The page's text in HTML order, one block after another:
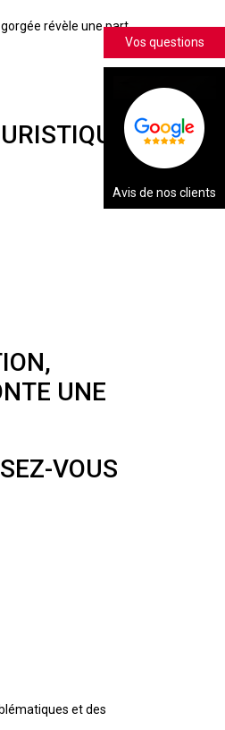
révèle une part
UNE
VOUS
et des
Vos questions
Avis de nos clients